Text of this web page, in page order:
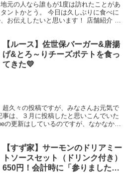
元の人なら誰もが1度は訪れたことがあ
ントかとう。 今日は久しぶりに食べに
お伝えしたいと思います！ 店舗紹介 店
【ルース】佐世保バーガー&唐揚
げ&とろ～りチーズポテトを食っ
てきた💛
久々の投稿ですが、みなさんお元気で
は、３月に投稿したと思いこんでいた
の更新はしているのですが、なかなかブ
【すず家】サーモンのドリアミー
トソースセット（ドリンク付き）
650円！会計時に「参りました」